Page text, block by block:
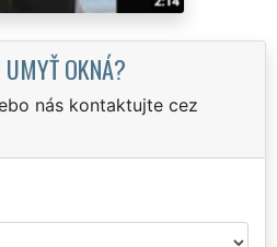
UMYŤ OKNÁ?
nás kontaktujte cez